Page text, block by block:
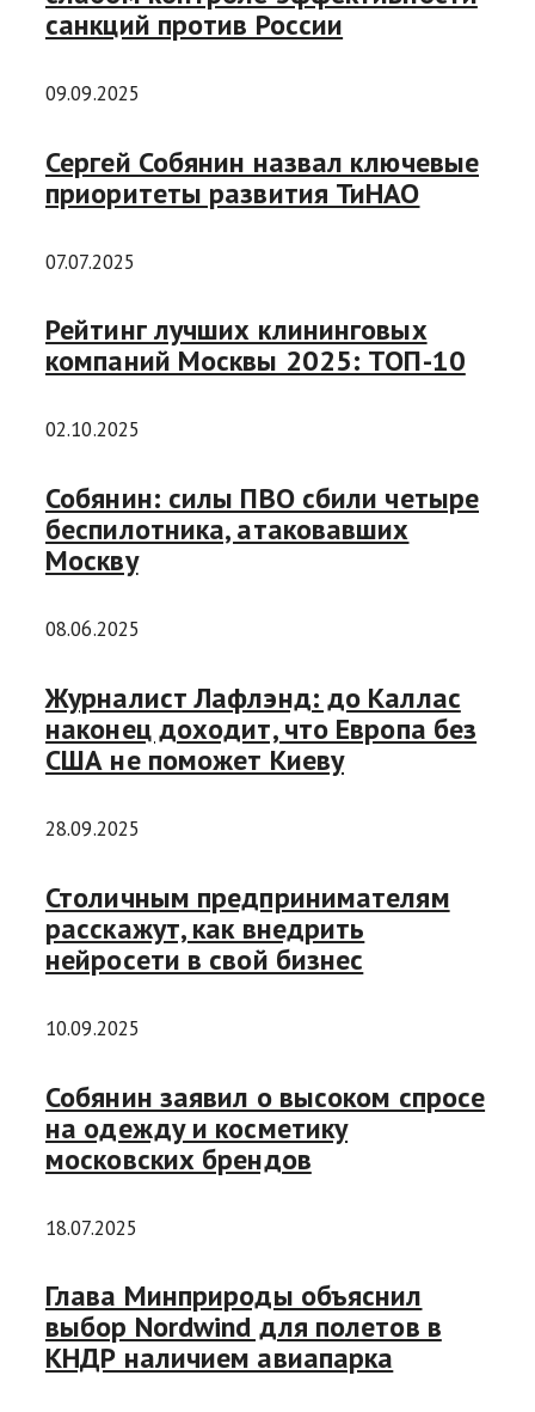
санкций против России
09.09.2025
Сергей Собянин назвал ключевые
приоритеты развития ТиНАО
07.07.2025
Рейтинг лучших клининговых
компаний Москвы 2025: ТОП-10
02.10.2025
Собянин: силы ПВО сбили четыре
беспилотника, атаковавших
Москву
08.06.2025
Журналист Лафлэнд: до Каллас
наконец доходит, что Европа без
США не поможет Киеву
28.09.2025
Столичным предпринимателям
расскажут, как внедрить
нейросети в свой бизнес
10.09.2025
Собянин заявил о высоком спросе
на одежду и косметику
московских брендов
18.07.2025
Глава Минприроды объяснил
выбор Nordwind для полетов в
КНДР наличием авиапарка